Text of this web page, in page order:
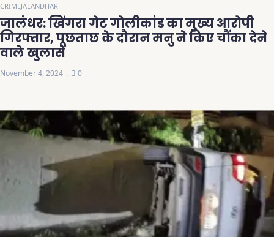
CRIMEJALANDHAR
जालंधर: खिंगरा गेट गोलीकांड का मुख्य आरोपी
गिरफ्तार, पूछताछ के दौरान मनु ने किए चौंका देने
वाले खुलासे
November 4, 2024 0